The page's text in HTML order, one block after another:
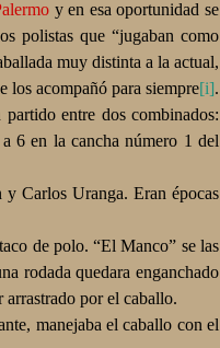
y en esa oportunidad se
polistas que “jugaban como
muy distinta a la actual,
los acompañó para siempre[i].
entre dos combinados:
6 en la cancha número 1 del
Carlos Uranga. Eran épocas
de polo. “El Manco” se las
rodada quedara enganchado
por el caballo.
manejaba el caballo con el